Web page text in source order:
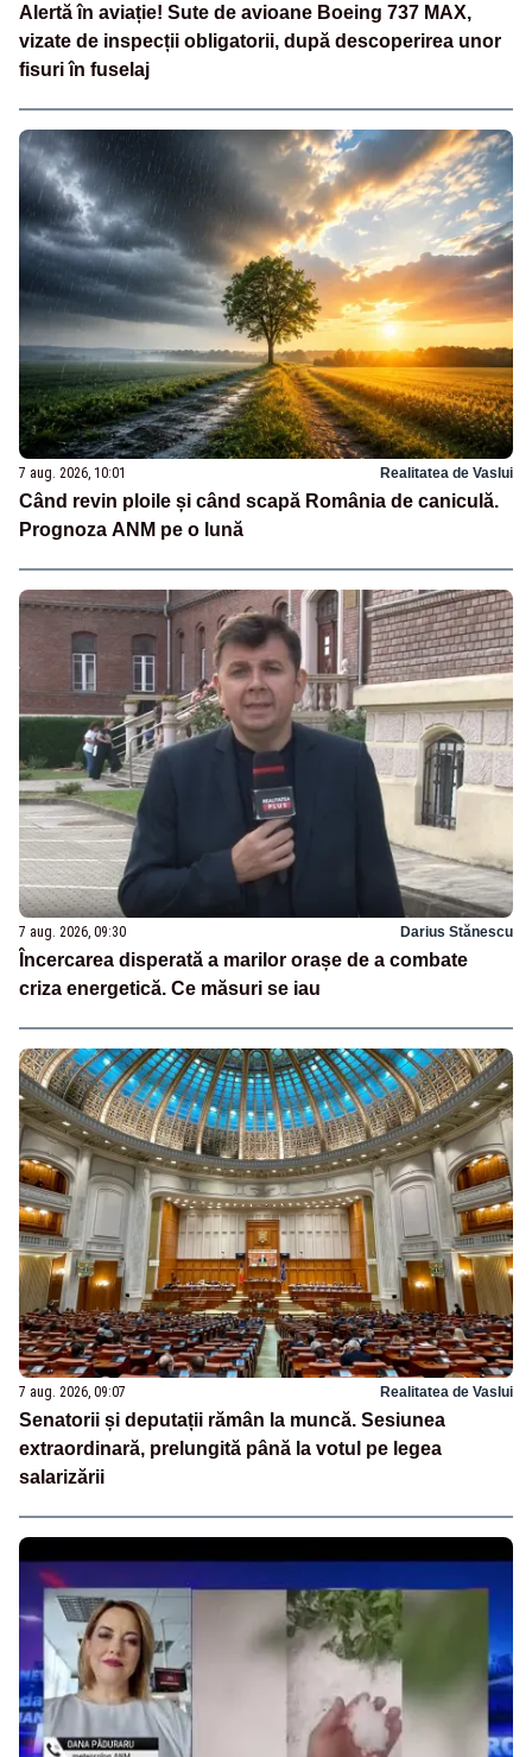
Alertă în aviație! Sute de avioane Boeing 737 MAX,
vizate de inspecții obligatorii, după descoperirea unor
fisuri în fuselaj
7 aug. 2026, 10:01 Realitatea de Vaslui
Când revin ploile și când scapă România de caniculă.
Prognoza ANM pe o lună
7 aug. 2026, 09:30 Darius Stănescu
Încercarea disperată a marilor orașe de a combate
criza energetică. Ce măsuri se iau
7 aug. 2026, 09:07 Realitatea de Vaslui
Senatorii și deputații rămân la muncă. Sesiunea
extraordinară, prelungită până la votul pe legea
salarizării